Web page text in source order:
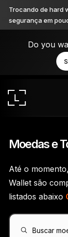
Trocando de hard
segurança em
Do you
Moedas e
Até o
Wallet são
listados abaixo
Buscar